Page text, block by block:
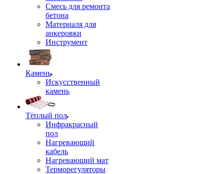
Смесь для ремонта
бетона
Материаля для
анкеровки
Инструмент
Камень
Искусственный
камень
Тёплый пол
Инфракрасный
пол
Нагревающий
кабель
Нагревающий мат
Терморегуляторы